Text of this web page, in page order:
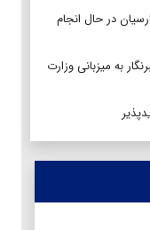
در حال انجام
به میزبانی وزارت